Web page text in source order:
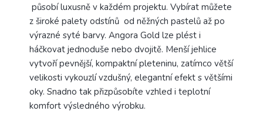
působí luxusně v každém projektu. Vybírat můžete
z široké palety odstínů od něžných pastelů až po
výrazné syté barvy. Angora Gold lze plést i
háčkovat jednoduše nebo dvojitě. Menší jehlice
vytvoří pevnější, kompaktní pleteninu, zatímco větší
velikosti vykouzlí vzdušný, elegantní efekt s většími
oky. Snadno tak přizpůsobíte vzhled i teplotní
komfort výsledného výrobku.